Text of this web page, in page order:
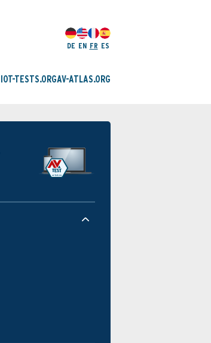
DE EN FR ES
IOT-TESTS.ORGAV-ATLAS.ORG